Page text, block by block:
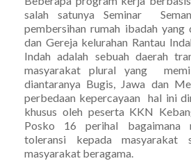
salah satunya Seminar
pembersihan rumah ibadah
dan Gereja kelurahan Rantau
Indah adalah sebuah daerah
masyarakat plural yang
diantaranya Bugis, Jawa dan
perbedaan kepercayaan hal ini
khusus oleh peserta KKN
Posko 16 perihal bagaimana
toleransi kepada masyarakat
masyarakat beragama.